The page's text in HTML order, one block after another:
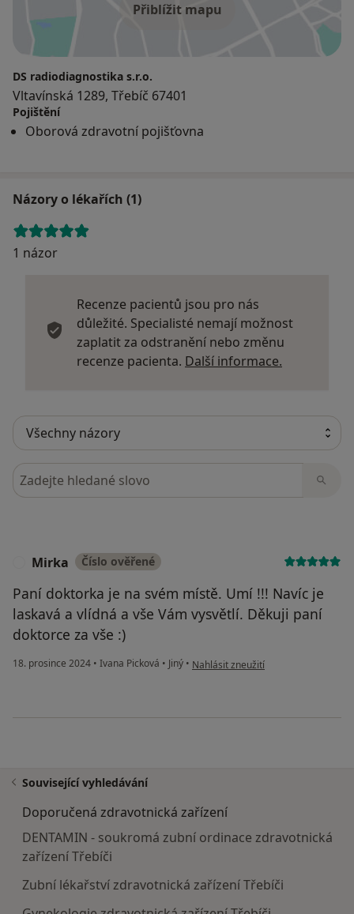
Přiblížit mapu
DS radiodiagnostika s.r.o.
Vltavínská 1289, Třebíč 67401
Pojištění
Oborová zdravotní pojišťovna
Názory o lékařích (1)
1 názor
Recenze pacientů jsou pro nás
důležité. Specialisté nemají možnost
zaplatit za odstranění nebo změnu
recenze pacienta. Další informace.
Hledejte v názorech
Mirka Číslo ověřené
Paní doktorka je na svém místě. Umí !!! Navíc je
laskavá a vlídná a vše Vám vysvětlí. Děkuji paní
doktorce za vše :)
18. prosince 2024 • Ivana Picková • Jiný • podle názoru uživatele Mirka
Nahlásit zneužití
Související vyhledávání
Doporučená zdravotnická zařízení
DENTAMIN - soukromá zubní ordinace zdravotnická
zařízení Třebíči
Zubní lékařství zdravotnická zařízení Třebíči